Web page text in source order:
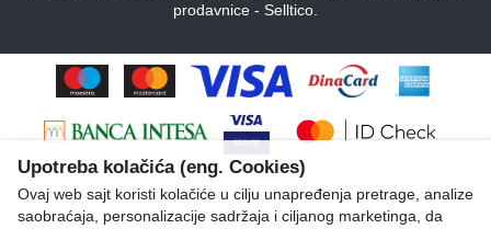
prodavnice - Selltico.
Upotreba kolačića (eng. Cookies)
Ovaj web sajt koristi kolačiće u cilju unapređenja pretrage, analize
saobraćaja, personalizacije sadržaja i ciljanog marketinga, da